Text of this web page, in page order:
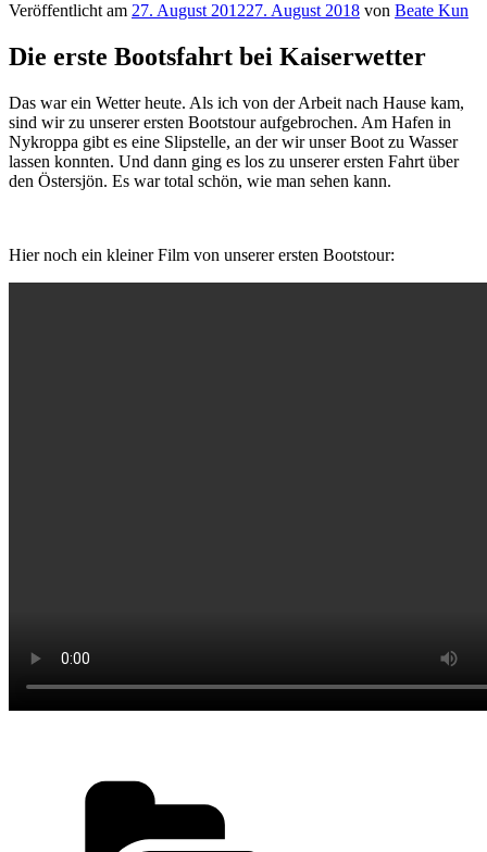
Veröffentlicht am 27. August 201227. August 2018 von Beate Kun
Die erste Bootsfahrt bei Kaiserwetter
Das war ein Wetter heute. Als ich von der Arbeit nach Hause kam,
sind wir zu unserer ersten Bootstour aufgebrochen. Am Hafen in
Nykroppa gibt es eine Slipstelle, an der wir unser Boot zu Wasser
lassen konnten. Und dann ging es los zu unserer ersten Fahrt über
den Östersjön. Es war total schön, wie man sehen kann.
Hier noch ein kleiner Film von unserer ersten Bootstour: